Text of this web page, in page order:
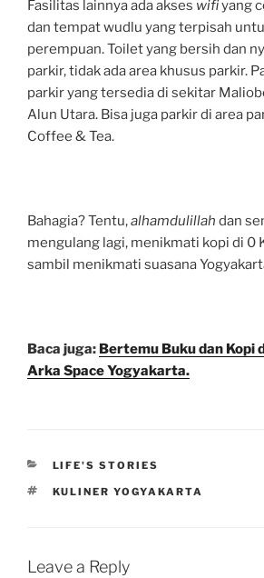
Fasilitas lainnya ada akses wifiyang
dan tempat wudlu yang terpisah
perempuan. Toilet yang bersih dan
parkir, tidak ada area khusus parkir.
parkir yang tersedia di sekitar
Alun Utara. Bisa juga parkir di area
Coffee & Tea.
Bahagia? Tentu,alhamdulillah dan
mengulang lagi, menikmati kopi di 0
sambil menikmati suasana
Baca juga: Bertemu Buku dan Kopi
Arka Space Yogyakarta.
CATEGORIES
LIFE'S STORIES
TAGS
KULINER YOGYAKARTA
Leave a Reply